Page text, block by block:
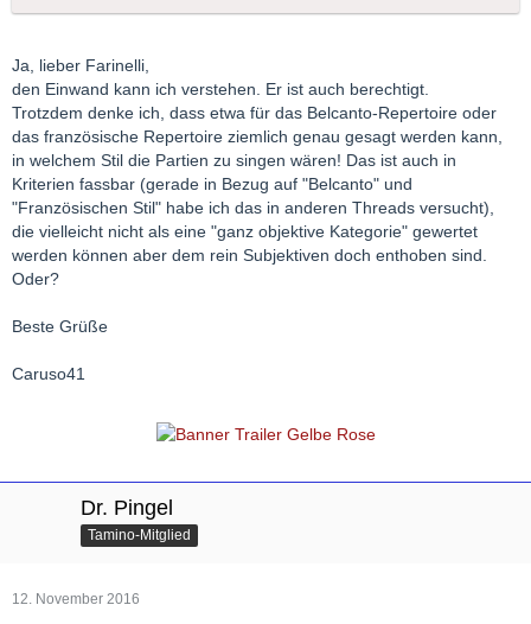
Ja, lieber Farinelli,
den Einwand kann ich verstehen. Er ist auch berechtigt.
Trotzdem denke ich, dass etwa für das Belcanto-Repertoire oder
das französische Repertoire ziemlich genau gesagt werden kann,
in welchem Stil die Partien zu singen wären! Das ist auch in
Kriterien fassbar (gerade in Bezug auf "Belcanto" und
"Französischen Stil" habe ich das in anderen Threads versucht),
die vielleicht nicht als eine "ganz objektive Kategorie" gewertet
werden können aber dem rein Subjektiven doch enthoben sind.
Oder?
Beste Grüße
Caruso41
Dr. Pingel
Tamino-Mitglied
12. November 2016